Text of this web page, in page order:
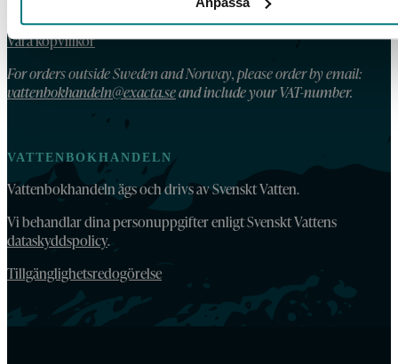
Våra köpvillkor
For orders outside Sweden and Norway, please order by email:
vattenbokhandeln@exacta.seand include your VAT-number.
VATTENBOKHANDELN
Vattenbokhandeln ägs och drivs av Svenskt Vatten.
Vi behandlar dina personuppgifter enligt Svenskt Vattens
dataskyddspolicy.
Tillgänglighetsredogörelse